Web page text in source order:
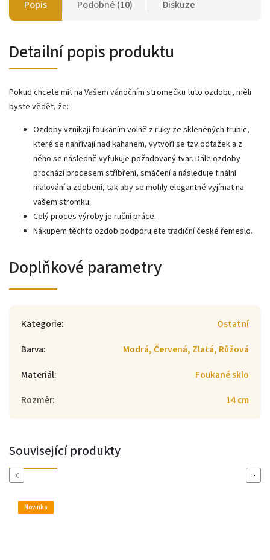
Popis Podobné (10) Diskuze
Detailní popis produktu
Pokud chcete mít na Vašem vánočním stromečku tuto ozdobu, měli
byste vědět, že:
Ozdoby vznikají foukáním volně z ruky ze skleněných trubic,
které se nahřívají nad kahanem, vytvoří se tzv.odtažek a z
něho se následně vyfukuje požadovaný tvar. Dále ozdoby
prochází procesem stříbření, smáčení a následuje finální
malování a zdobení, tak aby se mohly elegantně vyjímat na
vašem stromku.
Celý proces výroby je ruční práce.
Nákupem těchto ozdob podporujete tradiční české řemeslo.
Doplňkové parametry
Kategorie:
Ostatní
Barva:
Modrá, Červená, Zlatá, Růžová
Materiál:
Foukané sklo
Rozměr: 14 cm
Související produkty
Previous
Novinka
Next